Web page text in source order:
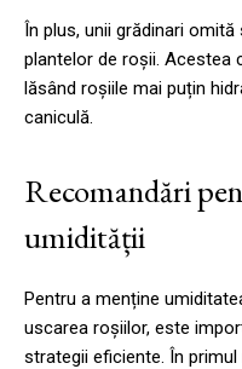
În plus, unii grădinari
plantelor de roșii. Acestea
lăsând roșiile mai puțin
caniculă.
Recomandări
umidității
Pentru a menține
uscarea roșiilor, este
strategii eficiente. În